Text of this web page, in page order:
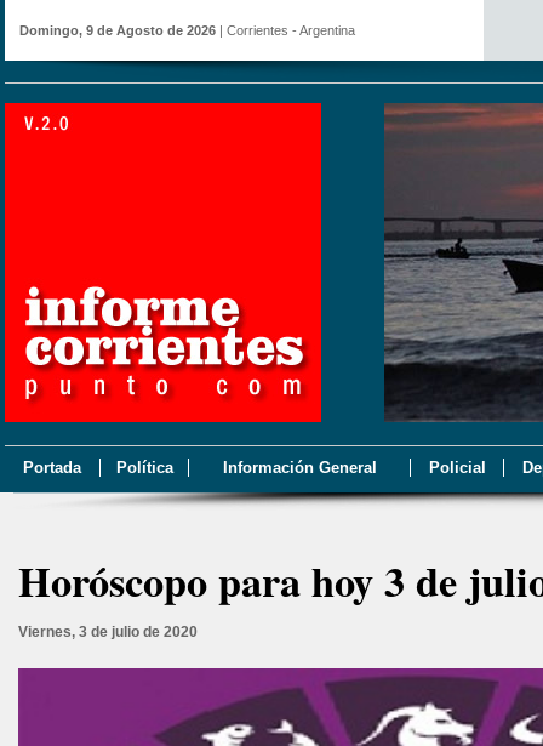
Domingo, 9 de Agosto de 2026 | Corrientes - Argentina
Portada Política Información General Policial
Horóscopo para hoy 3 de
Viernes, 3 de julio de 2020